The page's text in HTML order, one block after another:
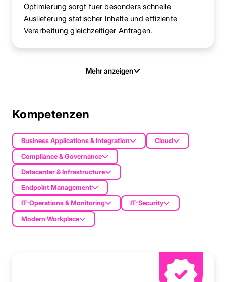
Optimierung sorgt fuer besonders schnelle
Auslieferung statischer Inhalte und effiziente
Verarbeitung gleichzeitiger Anfragen.
Mehr anzeigen
Kompetenzen
Business Applications & Integration
Cloud
Compliance & Governance
Datacenter & Infrastructure
Endpoint Management
IT-Operations & Monitoring
IT-Security
Modern Workplace